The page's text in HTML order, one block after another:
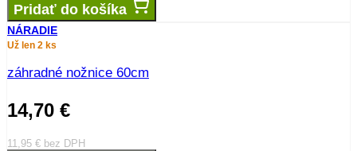
Pridať do košíka
NÁRADIE
Už len 2 ks
záhradné nožnice 60cm
14,70 €
11,95 € bez DPH